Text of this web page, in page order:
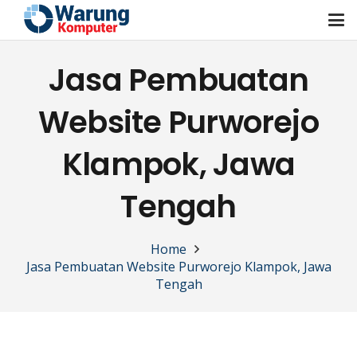
Jasa Pembuatan
Website Purworejo
Klampok, Jawa
Tengah
Home
Jasa Pembuatan Website Purworejo Klampok, Jawa
Tengah